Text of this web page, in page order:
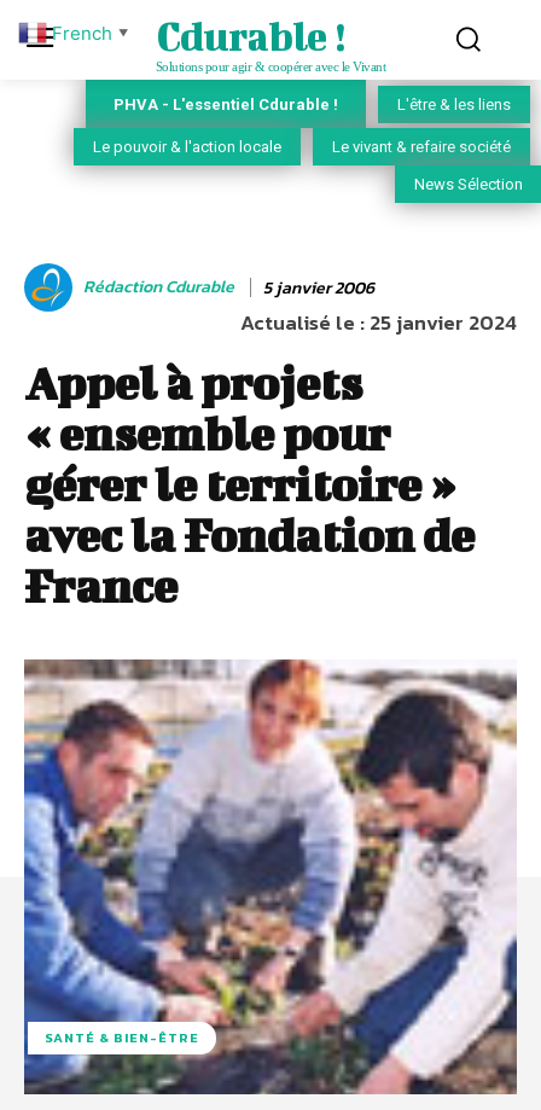
Cdurable !
Solutions pour agir & coopérer avec le Vivant
PHVA - L'essentiel Cdurable ! L'être & les liens
Le pouvoir & l'action locale Le vivant & refaire société
News Sélection
Rédaction Cdurable 5 janvier 2006
Actualisé le :25 janvier 2024
Appel à projets
« ensemble pour
gérer le territoire »
avec la Fondation de
France
SANTÉ & BIEN-ÊTRE
French ▼